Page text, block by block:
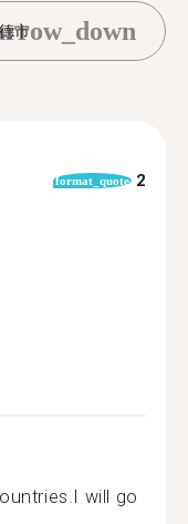
市
format_quote 2
will go